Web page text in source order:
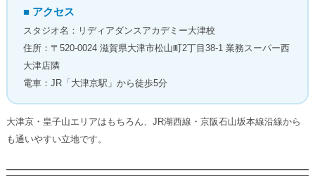
■ アクセス
スタジオ名：リディアダンスアカデミー大津校
住所：〒520-0024 滋賀県大津市松山町2丁目38-1 業務スーパー西
大津店隣
電車：JR「大津京駅」から徒歩5分
大津京・皇子山エリアはもちろん、JR湖西線・京阪石山坂本線沿線から
も通いやすい立地です。